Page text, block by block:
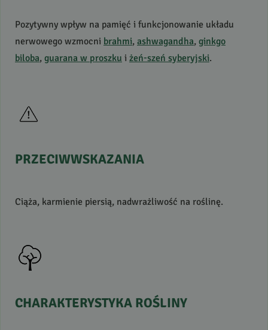
Pozytywny wpływ na pamięć i funkcjonowanie układu
nerwowego wzmocni brahmi, ashwagandha, ginkgo
biloba, guarana w proszku i żeń-szeń syberyjski.
PRZECIWWSKAZANIA
Ciąża, karmienie piersią, nadwrażliwość na roślinę.
CHARAKTERYSTYKA ROŚLINY